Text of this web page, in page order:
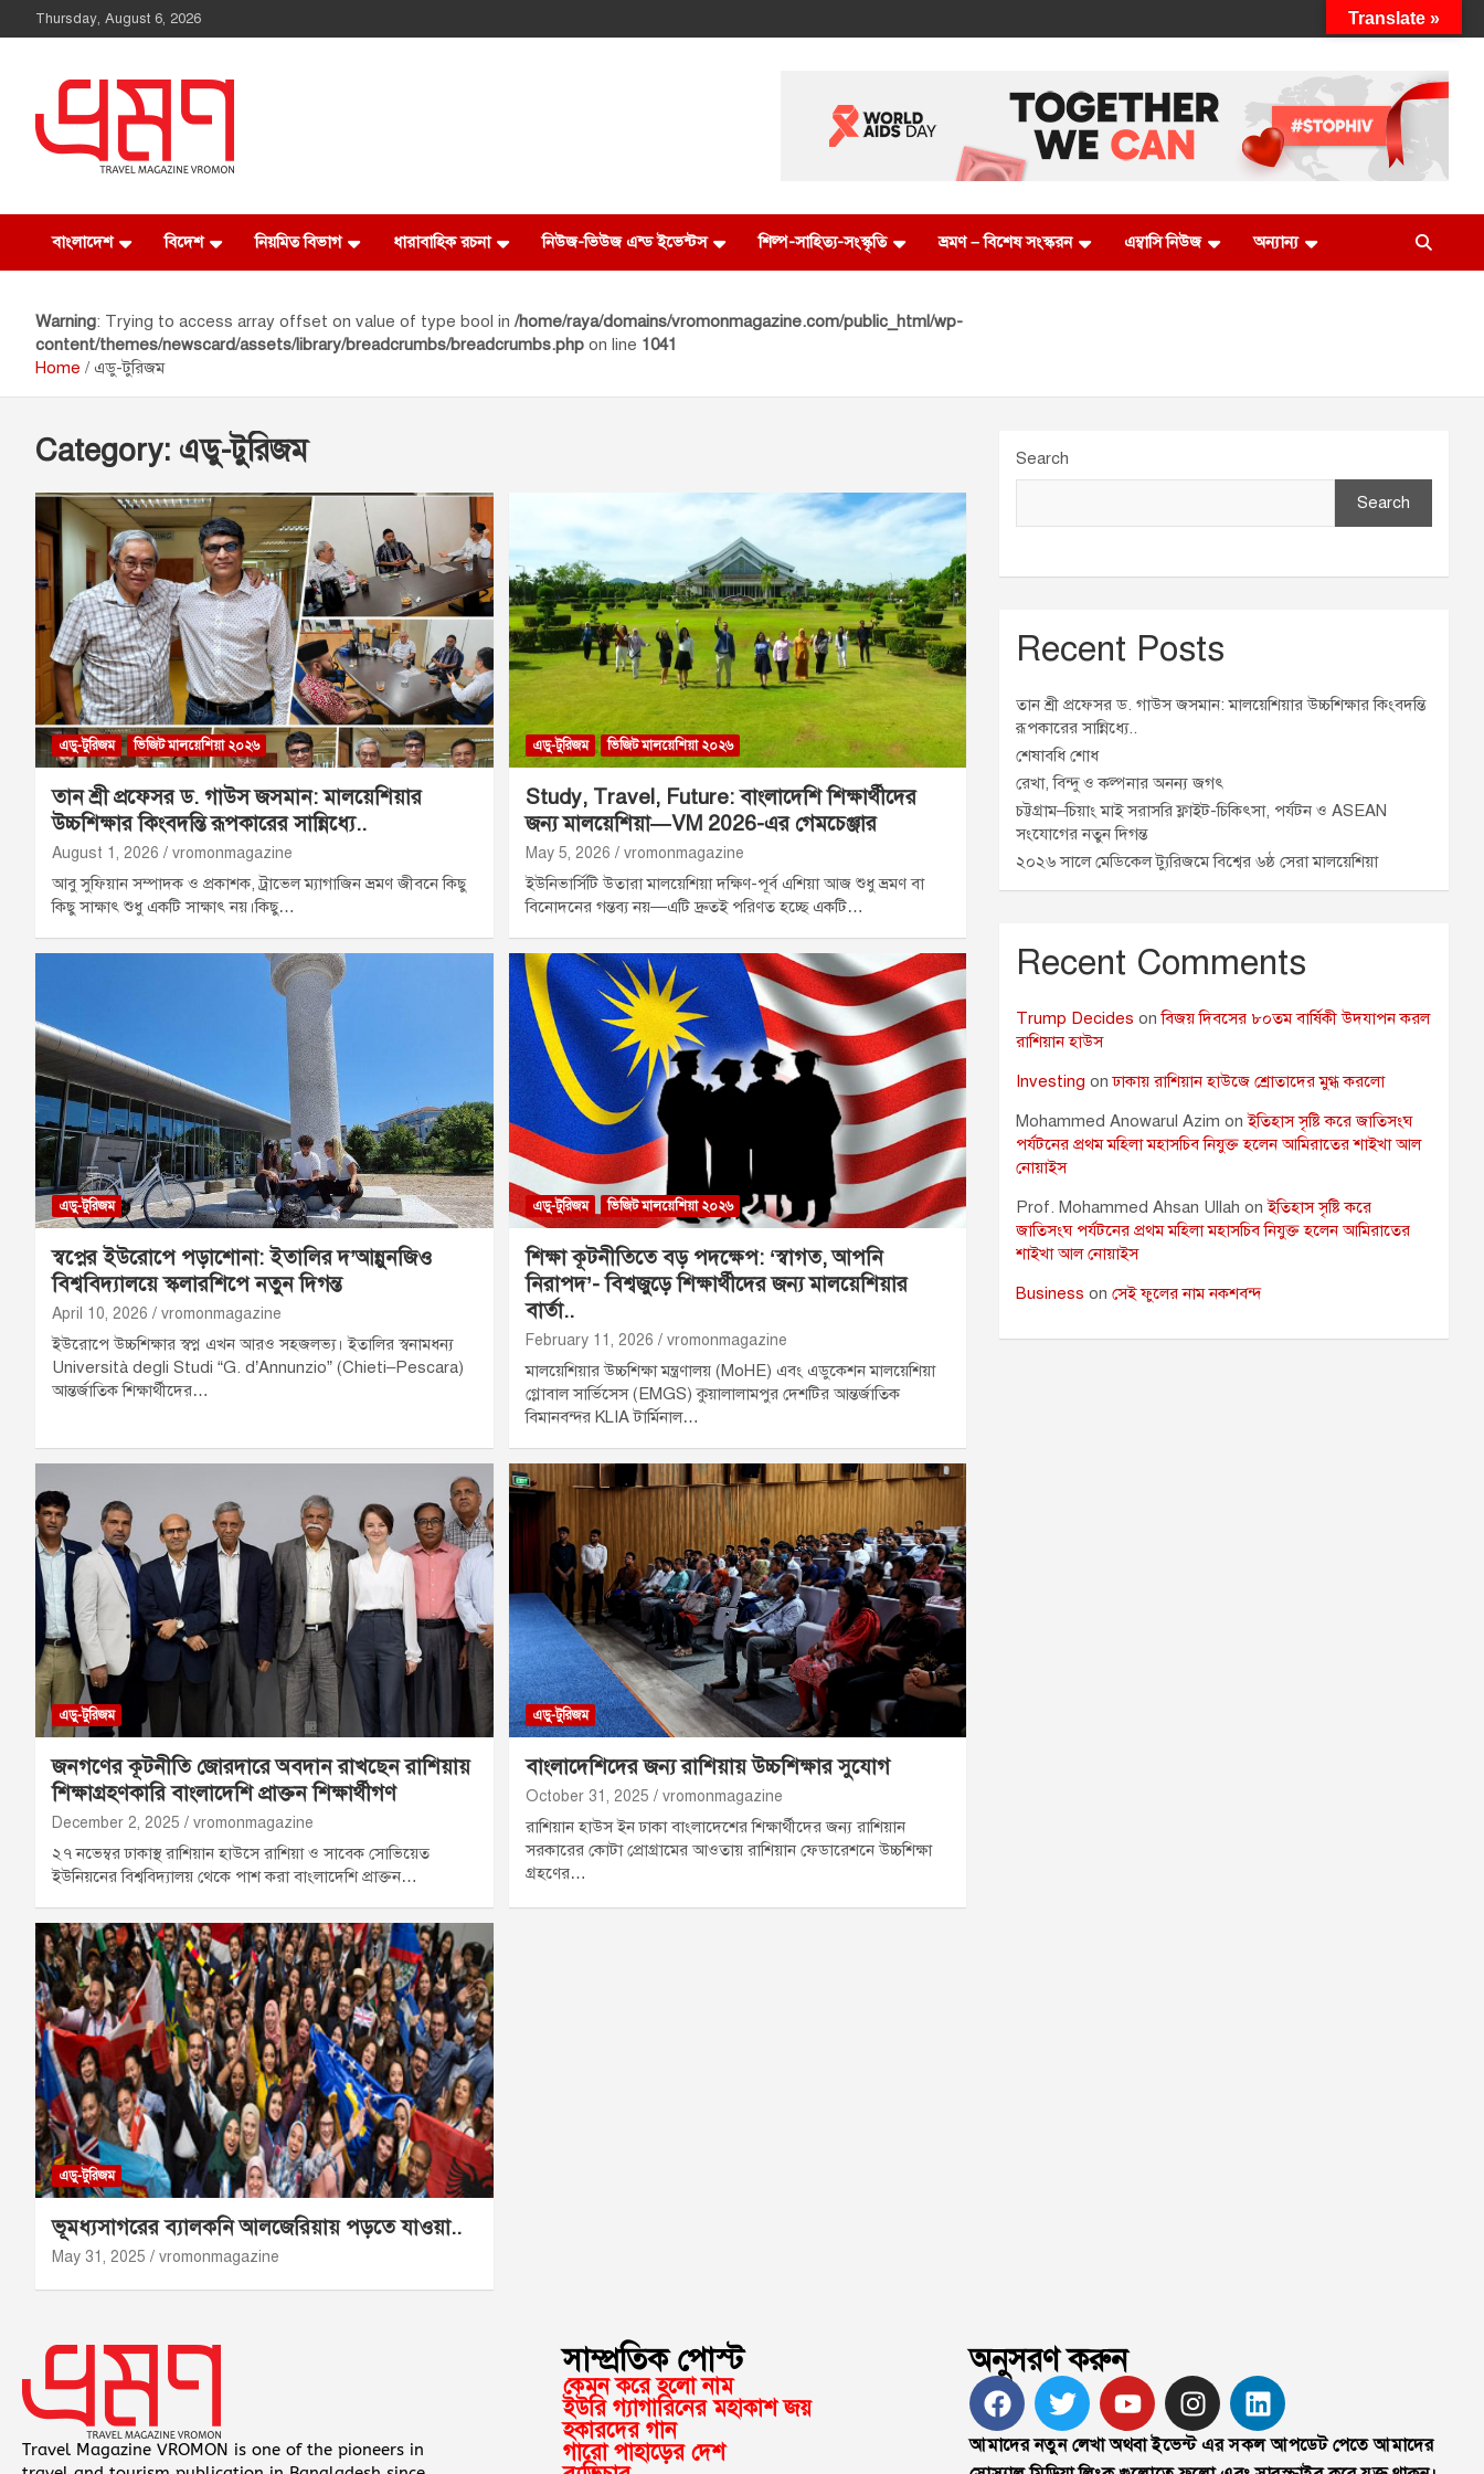
Thursday, August 6, 2026
Vromon Magazine
বাংলাদেশ বিদেশ নিয়মিত বিভাগ ধারাবাহিক রচনা নিউজ-ভিউজ এন্ড ইভেন্টস শিল্প-সাহিত্য-সংস্কৃতি ভ্রমণ – বিশেষ সংস্করন এম্বাসি নিউজ অন্যান্য
Warning: Trying to access array offset on value of type bool in /home/raya/domains/vromonmagazine.com/public_html/wp-
content/themes/newscard/assets/library/breadcrumbs/breadcrumbs.php on line 1041
Home
এডু-টুরিজম
Category: এডু-টুরিজম
এডু-টুরিজম ভিজিট মালয়েশিয়া ২০২৬
তান শ্রী প্রফেসর ড. গাউস জসমান: মালয়েশিয়ার
উচ্চশিক্ষার কিংবদন্তি রূপকারের সান্নিধ্যে..
August 1, 2026 vromonmagazine
আবু সুফিয়ান সম্পাদক ও প্রকাশক, ট্রাভেল ম্যাগাজিন ভ্রমণ জীবনে কিছু
কিছু সাক্ষাৎ শুধু একটি সাক্ষাৎ নয়।কিছু…
এডু-টুরিজম ভিজিট মালয়েশিয়া ২০২৬
Study, Travel, Future: বাংলাদেশি শিক্ষার্থীদের
জন্য মালয়েশিয়া—VM 2026-এর গেমচেঞ্জার
May 5, 2026 vromonmagazine
ইউনিভার্সিটি উতারা মালয়েশিয়া দক্ষিণ-পূর্ব এশিয়া আজ শুধু ভ্রমণ বা
বিনোদনের গন্তব্য নয়—এটি দ্রুতই পরিণত হচ্ছে একটি…
এডু-টুরিজম
স্বপ্নের ইউরোপে পড়াশোনা: ইতালির দ’আন্নুনজিও
বিশ্ববিদ্যালয়ে স্কলারশিপে নতুন দিগন্ত
April 10, 2026 vromonmagazine
ইউরোপে উচ্চশিক্ষার স্বপ্ন এখন আরও সহজলভ্য। ইতালির স্বনামধন্য
Università degli Studi “G. d’Annunzio” (Chieti–Pescara)
আন্তর্জাতিক শিক্ষার্থীদের…
এডু-টুরিজম ভিজিট মালয়েশিয়া ২০২৬
শিক্ষা কূটনীতিতে বড় পদক্ষেপ: ‘স্বাগত, আপনি
নিরাপদ’- বিশ্বজুড়ে শিক্ষার্থীদের জন্য মালয়েশিয়ার
বার্তা..
February 11, 2026 vromonmagazine
মালয়েশিয়ার উচ্চশিক্ষা মন্ত্রণালয় (MoHE) এবং এডুকেশন মালয়েশিয়া
গ্লোবাল সার্ভিসেস (EMGS) কুয়ালালামপুর দেশটির আন্তর্জাতিক
বিমানবন্দর KLIA টার্মিনাল…
এডু-টুরিজম
জনগণের কূটনীতি জোরদারে অবদান রাখছেন রাশিয়ায়
শিক্ষাগ্রহণকারি বাংলাদেশি প্রাক্তন শিক্ষার্থীগণ
December 2, 2025 vromonmagazine
২৭ নভেম্বর ঢাকাস্থ রাশিয়ান হাউসে রাশিয়া ও সাবেক সোভিয়েত
ইউনিয়নের বিশ্ববিদ্যালয় থেকে পাশ করা বাংলাদেশি প্রাক্তন…
এডু-টুরিজম
বাংলাদেশিদের জন্য রাশিয়ায় উচ্চশিক্ষার সুযোগ
October 31, 2025 vromonmagazine
রাশিয়ান হাউস ইন ঢাকা বাংলাদেশের শিক্ষার্থীদের জন্য রাশিয়ান
সরকারের কোটা প্রোগ্রামের আওতায় রাশিয়ান ফেডারেশনে উচ্চশিক্ষা
গ্রহণের…
এডু-টুরিজম
ভূমধ্যসাগরের ব্যালকনি আলজেরিয়ায় পড়তে যাওয়া..
May 31, 2025 vromonmagazine
Search
Search
Recent Posts
তান শ্রী প্রফেসর ড. গাউস জসমান: মালয়েশিয়ার উচ্চশিক্ষার কিংবদন্তি
রূপকারের সান্নিধ্যে..
শেষাবধি শোধ
রেখা, বিন্দু ও কল্পনার অনন্য জগৎ
চট্টগ্রাম–চিয়াং মাই সরাসরি ফ্লাইট-চিকিৎসা, পর্যটন ও ASEAN
সংযোগের নতুন দিগন্ত
২০২৬ সালে মেডিকেল ট্যুরিজমে বিশ্বের ৬ষ্ঠ সেরা মালয়েশিয়া
Recent Comments
Trump Decides onবিজয় দিবসের ৮০তম বার্ষিকী উদযাপন করল
রাশিয়ান হাউস
Investing onঢাকায় রাশিয়ান হাউজে শ্রোতাদের মুগ্ধ করলো
Mohammed Anowarul Azim onইতিহাস সৃষ্টি করে জাতিসংঘ
পর্যটনের প্রথম মহিলা মহাসচিব নিযুক্ত হলেন আমিরাতের শাইখা আল
নোয়াইস
Prof. Mohammed Ahsan Ullah onইতিহাস সৃষ্টি করে
জাতিসংঘ পর্যটনের প্রথম মহিলা মহাসচিব নিযুক্ত হলেন আমিরাতের
শাইখা আল নোয়াইস
Business onসেই ফুলের নাম নকশবন্দ
Travel Magazine VROMON is one of the pioneers in
সাম্প্রতিক পোস্ট
কেমন করে হলো নাম
ইউরি গ্যাগারিনের মহাকাশ জয়
হকারদের গান
গারো পাহাড়ের দেশ
আমাদের নতুন লেখা অথবা ইভেন্ট এর সকল আপডেট পেতে আমাদের
অনুসরণ করুন
Translate »